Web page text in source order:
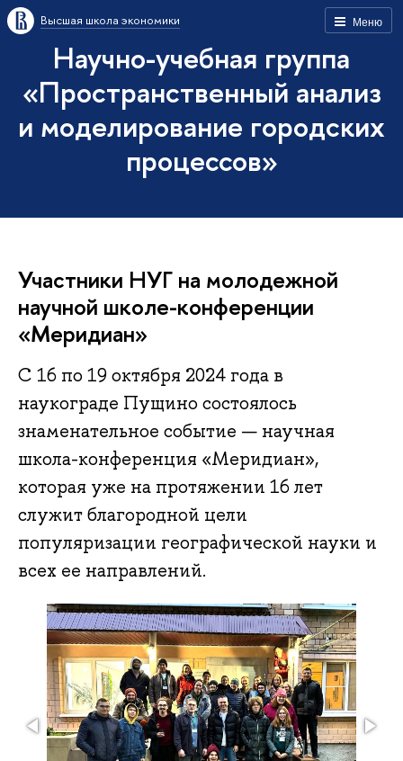
Меню
Высшая школа экономики
Научно-учебная группа
«Пространственный анализ
и моделирование городских
процессов»
Участники НУГ на молодежной
научной школе-конференции
«Меридиан»
С 16 по 19 октября 2024 года в
наукограде Пущино состоялось
знаменательное событие — научная
школа-конференция «Меридиан»,
которая уже на протяжении 16 лет
служит благородной цели
популяризации географической науки и
всех ее направлений.